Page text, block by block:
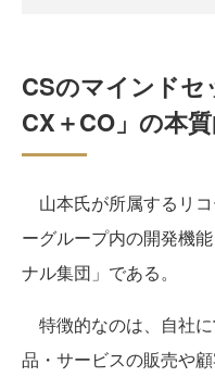
CSのマインド
CX＋CO」の本
山本氏が所属するリ
ーグループ内の開発機
ナル集団」である。
特徴的なのは、自社
品・サービスの販売や